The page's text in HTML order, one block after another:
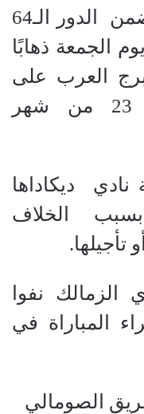
الدور الـ64
الجمعة ذهابًا
العرب على
أن تكون العودة يوم 23 من شهر
نادي
ديكاداها
بسبب
الخلاف
تأجيلها.
نفوا
المباراة في
الصومالي